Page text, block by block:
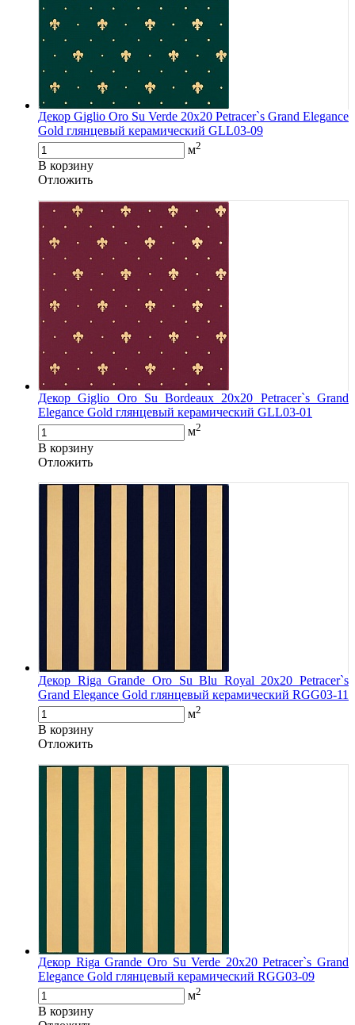
Декор Giglio Oro Su Verde 20x20 Petracer`s Grand Elegance
Gold глянцевый керамический GLL03-09
м2
В корзину
Oтложить
Декор Giglio Oro Su Bordeaux 20x20 Petracer`s Grand
Elegance Gold глянцевый керамический GLL03-01
м2
В корзину
Oтложить
Декор Riga Grande Oro Su Blu Royal 20x20 Petracer`s
Grand Elegance Gold глянцевый керамический RGG03-11
м2
В корзину
Oтложить
Декор Riga Grande Oro Su Verde 20x20 Petracer`s Grand
Elegance Gold глянцевый керамический RGG03-09
м2
В корзину